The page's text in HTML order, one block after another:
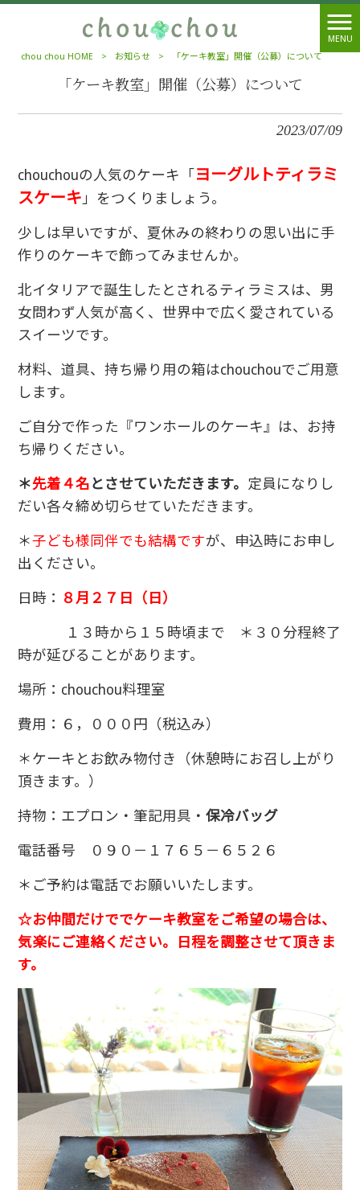
MENU
chou chou HOME
> お知らせ > 「ケーキ教室」開催（公募）について
「ケーキ教室」開催（公募）について
2023/07/09
chouchouの人気のケーキ「 ヨーグルトティラミ
スケーキ」をつくりましょう。
少しは早いですが、夏休みの終わりの思い出に手
作りのケーキで飾ってみませんか。
北イタリアで誕生したとされるティラミスは、男
女問わず人気が高く、世界中で広く愛されている
スイーツです。
材料、道具、持ち帰り用の箱はchouchouでご用意
します。
ご自分で作った『ワンホールのケーキ』は、お持
ち帰りください。
＊先着４名 とさせていただきます。 定員になりし
だい各々締め切らせていただきます。
＊子ども様同伴でも結構ですが、申込時にお申し
出ください。
日時： ８月２ ７日（日）
１３時から１５時頃まで ＊３０分程終了
時が延びることがあります。
場所：chouchou料理室
費用：６，０００円（税込み）
＊ケーキとお飲み物付き（休憩時にお召し上がり
頂きます。）
持物：エプロン・筆記用具・保冷バッグ
電話番号 ０９０－１７６５－６５２６
＊ご予約は電話でお願いいたします。
☆お仲間だけででケーキ教室をご希望の場合は、
気楽にご連絡ください。日程を調整させて頂きま
す。